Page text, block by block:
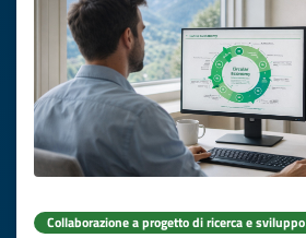
Collaborazione a progetto di ricerca e sviluppo